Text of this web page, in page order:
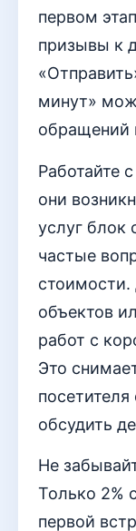
первом
призывы к
минут»
обращений
Работайте
они
услуг блок
частые
стоимости.
объектов
работ с
Это
обсудить
Не
Только 2%
первой